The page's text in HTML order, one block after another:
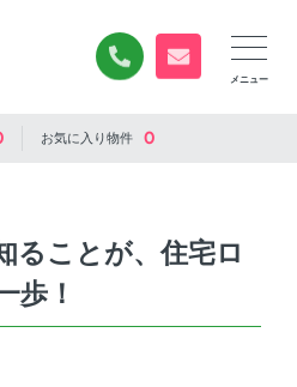
0120-840-834
無料お問い合
お気に入り物件 0
ることが、住宅ロ
歩！